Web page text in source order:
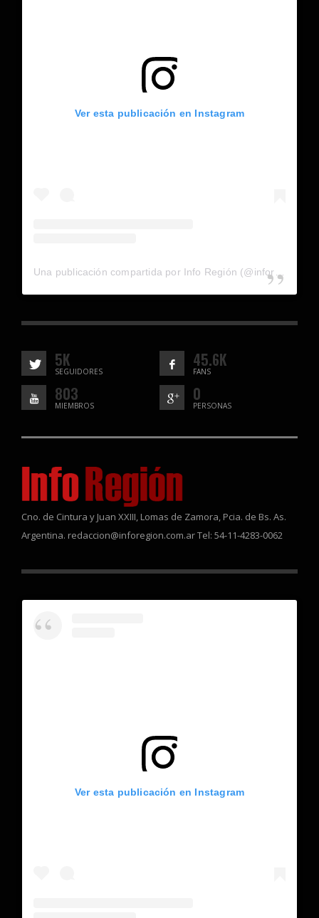
Ver esta publicación en Instagram
Una publicación compartida por Info Región (@inforegion_redes)
5K
SEGUIDORES
45.6K
FANS
803
MIEMBROS
0
PERSONAS
Cno. de Cintura y Juan XXIII, Lomas de Zamora, Pcia. de Bs. As.
Argentina. redaccion@inforegion.com.ar Tel: 54-11-4283-0062
Ver esta publicación en Instagram